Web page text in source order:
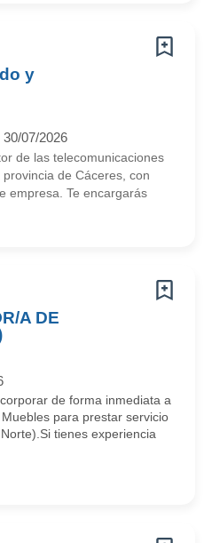
y
30/07/2026
de las telecomunicaciones
de Cáceres, con
empresa. Te encargarás
A DE
de forma inmediata a
para prestar servicio
tienes experiencia